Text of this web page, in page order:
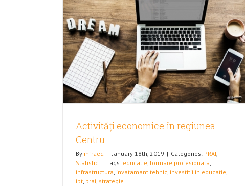
Piața muncii și rata șomajului în zonă
PRAI
Activități economice în regiunea
Centru
By infraed | January 18th, 2019 | Categories: PRAI,
Statistici | Tags: educatie, formare profesionala,
infrastructura, invatamant tehnic, investitii in educatie,
ipt, prai, strategie